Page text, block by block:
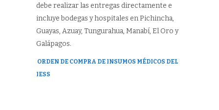
debe realizar las entregas directamente e
incluye bodegas y hospitales en Pichincha,
Guayas, Azuay, Tungurahua, Manabí, El Oro y
Galápagos.
ORDEN DE COMPRA DE INSUMOS MÉDICOS DEL
IESS